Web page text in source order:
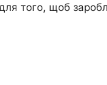
того, щоб